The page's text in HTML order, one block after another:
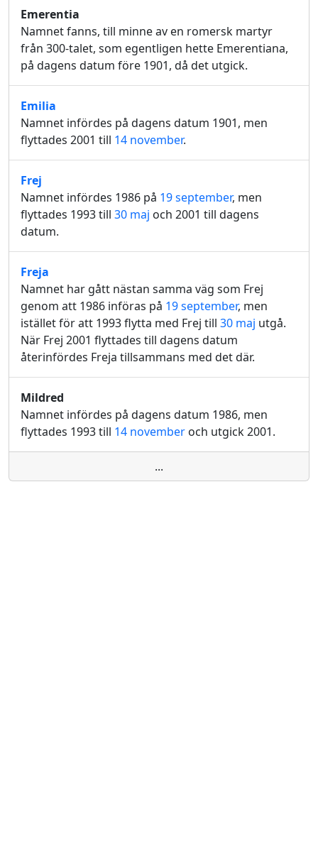
Emerentia
Namnet fanns, till minne av en romersk martyr
från 300-talet, som egentligen hette Emerentiana,
på dagens datum före 1901, då det utgick.
Emilia
Namnet infördes på dagens datum 1901, men
flyttades 2001 till 14 november.
Frej
Namnet infördes 1986 på 19 september, men
flyttades 1993 till 30 maj och 2001 till dagens
datum.
Freja
Namnet har gått nästan samma väg som Frej
genom att 1986 införas på 19 september, men
istället för att 1993 flytta med Frej till 30 maj utgå.
När Frej 2001 flyttades till dagens datum
återinfördes Freja tillsammans med det där.
Mildred
Namnet infördes på dagens datum 1986, men
flyttades 1993 till 14 november och utgick 2001.
...